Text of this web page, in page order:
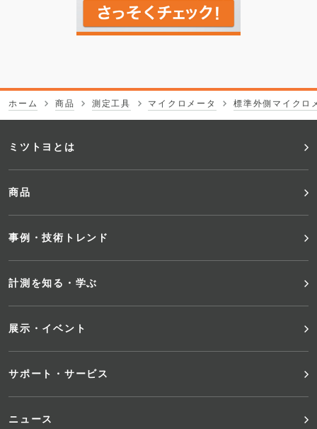
ホーム 商品 測定工具 マイクロメータ 標準外側マイクロ
フ
ッ
タ
ー
メ
ュ
ー
ミツトヨとは
商品
事例・技術トレンド
計測を知る・学ぶ
展示・イベント
サポート・サービス
ニュース